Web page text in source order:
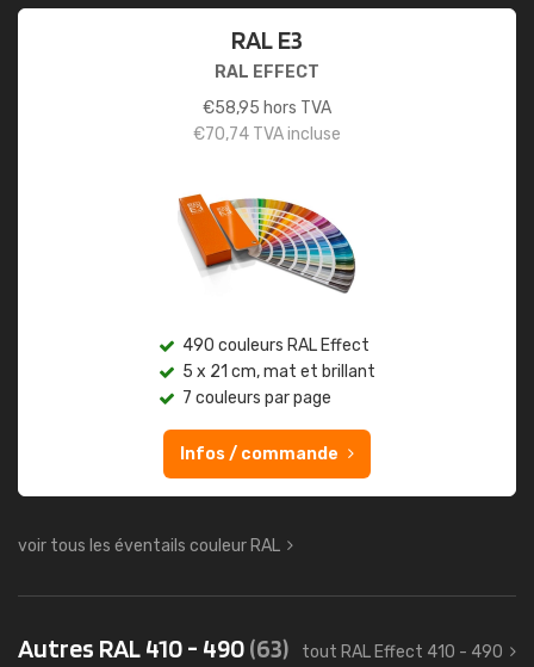
RAL E3
RAL EFFECT
€58,95 hors TVA
€70,74 TVA incluse
490 couleurs RAL Effect
5 x 21 cm, mat et brillant
7 couleurs par page
Infos / commande
voir tous les éventails couleur RAL
Autres RAL 410 - 490(63) tout RAL Effect 410 - 490